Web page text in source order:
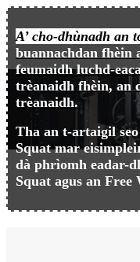
A’ cho-dhùnadh an
buannachdan fhèin
feumaidh luchd-
trèanaidh fhèin, an
trèanaidh.
Tha an t-artaigil seo
Squat mar
dà phrìomh eadar-
Squat agus an Free